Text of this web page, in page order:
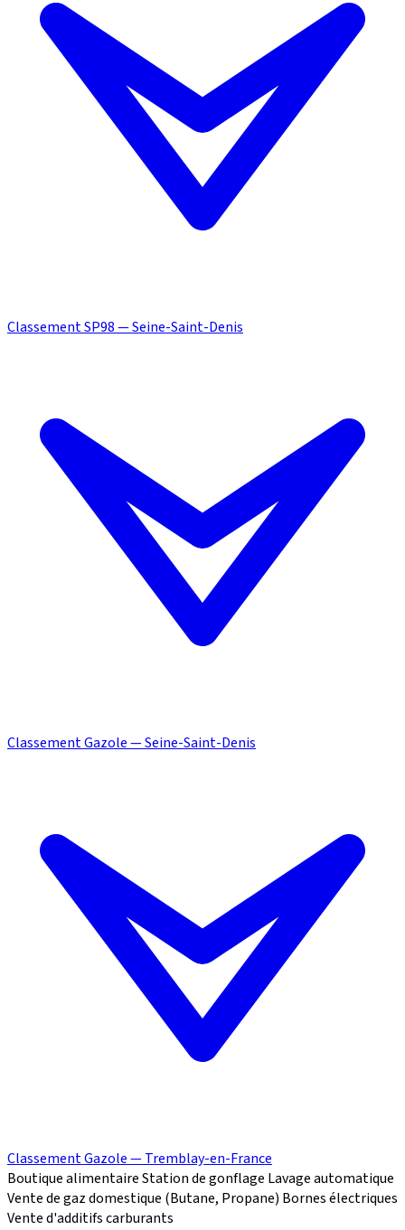
Classement SP98 — Seine-Saint-Denis
Classement Gazole — Seine-Saint-Denis
Classement Gazole — Tremblay-en-France
Boutique alimentaireStation de gonflage Lavage automatique
Vente de gaz domestique (Butane, Propane) Bornes électriques
Vente d'additifs carburants